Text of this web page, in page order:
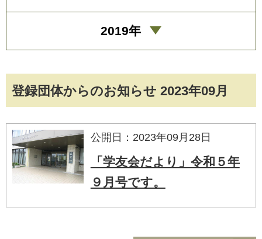
登録団体からのお知らせ 2023年09月
公開日：2023年09月28日
「学友会だより」令和５年
９月号です。
2019年